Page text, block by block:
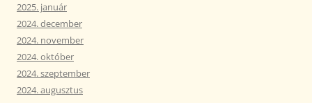
2025. január
2024. december
2024. november
2024. október
2024. szeptember
2024. augusztus